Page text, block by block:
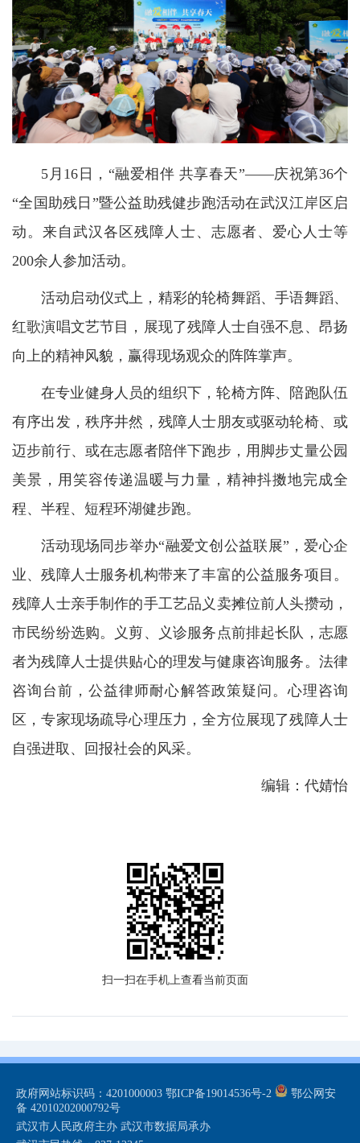
5月16日，“融爱相伴 共享春天”——庆祝第36个
“全国助残日”暨公益助残健步跑活动在武汉江岸区启
动。来自武汉各区残障人士、志愿者、爱心人士等
200余人参加活动。
活动启动仪式上，精彩的轮椅舞蹈、手语舞蹈、
红歌演唱文艺节目，展现了残障人士自强不息、昂扬
向上的精神风貌，赢得现场观众的阵阵掌声。
在专业健身人员的组织下，轮椅方阵、陪跑队伍
有序出发，秩序井然，残障人士朋友或驱动轮椅、或
迈步前行、或在志愿者陪伴下跑步，用脚步丈量公园
美景，用笑容传递温暖与力量，精神抖擞地完成全
程、半程、短程环湖健步跑。
活动现场同步举办“融爱文创公益联展”，爱心企
业、残障人士服务机构带来了丰富的公益服务项目。
残障人士亲手制作的手工艺品义卖摊位前人头攒动，
市民纷纷选购。义剪、义诊服务点前排起长队，志愿
者为残障人士提供贴心的理发与健康咨询服务。法律
咨询台前，公益律师耐心解答政策疑问。心理咨询
区，专家现场疏导心理压力，全方位展现了残障人士
自强进取、回报社会的风采。
编辑：代婧怡
扫一扫在手机上查看当前页面
政府网站标识码：4201000003 鄂ICP备19014536号-2
鄂公网安
备 42010202000792号
武汉市人民政府主办 武汉市数据局承办